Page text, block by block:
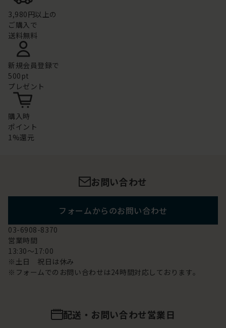
3,980円以上の
ご購入で
送料無料
新規会員登録で
500pt
プレゼント
購入時
ポイント
1%還元
お問い合わせ
フォームからのお問い合わせ
03-6908-8370
営業時間
13:30～17:00
※土日 祝日は休み
※フォームでのお問い合わせは24時間対応しております。
配送・お問い合わせ営業日